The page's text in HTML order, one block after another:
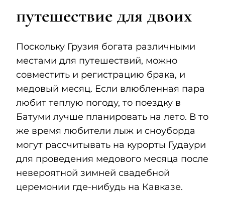
путешествие для двоих
Поскольку Грузия богата различными
местами для путешествий, можно
совместить и регистрацию брака, и
медовый месяц. Если влюбленная пара
любит теплую погоду, то поездку в
Батуми лучше планировать на лето. В то
же время любители лыж и сноуборда
могут рассчитывать на курорты Гудаури
для проведения медового месяца после
невероятной зимней свадебной
церемонии где-нибудь на Кавказе.